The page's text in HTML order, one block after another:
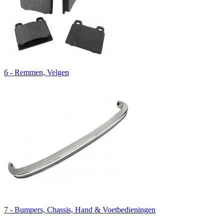
6 - Remmen, Velgen
7 - Bumpers, Chassis, Hand & Voetbedieningen